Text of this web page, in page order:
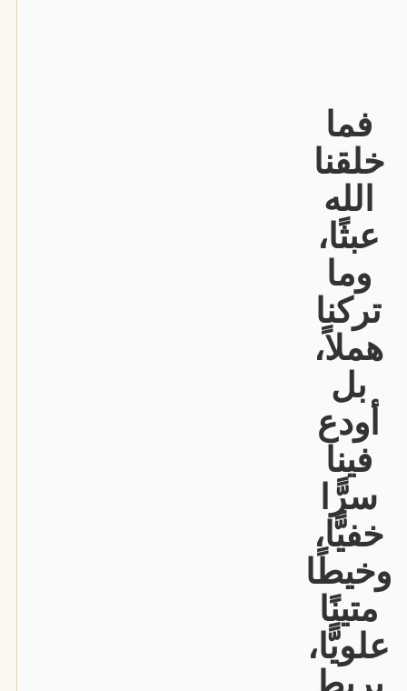
فما
خلقنا
الله
عبثًا،
وما
تركنا
هملاً،
بل
أودع
فينا
سرًّا
خفيًّا،
وخيطًا
متينًا
علويًّا،